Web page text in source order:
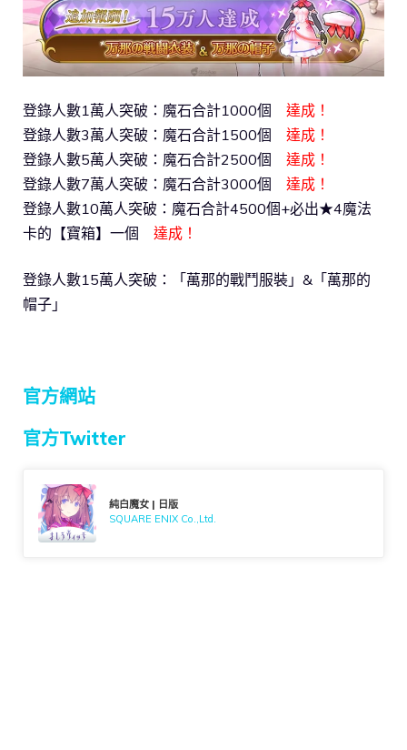
登錄人數1萬人突破：魔石合計1000個 達成！
登錄人數3萬人突破：魔石合計1500個 達成！
登錄人數5萬人突破：魔石合計2500個 達成！
登錄人數7萬人突破：魔石合計3000個 達成！
登錄人數10萬人突破：魔石合計4500個+必出★4魔法
卡的【寶箱】一個 達成！
登錄人數15萬人突破：「萬那的戰鬥服裝」&「萬那的
帽子」
官方網站
官方Twitter
純白魔女 | 日版
SQUARE ENIX Co.,Ltd.